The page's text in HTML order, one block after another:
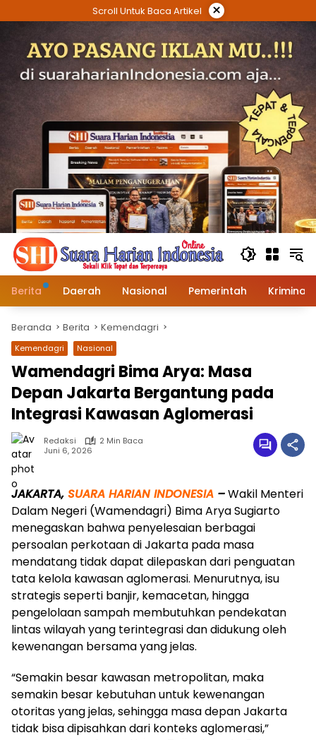
ke
Scroll Untuk Baca Artikel ×
Berita Daerah Nasional Pemerintah Kriminal
Beranda Berita Kemendagri
Kemendagri Nasional
Wamendagri Bima Arya: Masa
Depan Jakarta Bergantung pada
Integrasi Kawasan Aglomerasi
Redaksi
2 Min Baca
Juni 6, 2026
JAKARTA, SUARA HARIAN INDONESIA –Wakil Menteri
Dalam Negeri (Wamendagri) Bima Arya Sugiarto
menegaskan bahwa penyelesaian berbagai
persoalan perkotaan di Jakarta pada masa
mendatang tidak dapat dilepaskan dari penguatan
tata kelola kawasan aglomerasi. Menurutnya, isu
strategis seperti banjir, kemacetan, hingga
pengelolaan sampah membutuhkan pendekatan
lintas wilayah yang terintegrasi dan didukung oleh
kewenangan bersama yang jelas.
“Semakin besar kawasan metropolitan, maka
semakin besar kebutuhan untuk kewenangan
otoritas yang jelas, sehingga masa depan Jakarta
tidak bisa dipisahkan dari konteks aglomerasi,”